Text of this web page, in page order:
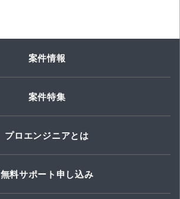
案件情報
案件特集
プロエンジニアとは
無料サポート申し込み